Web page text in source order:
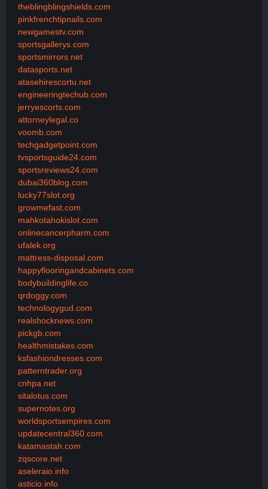
theblingblingshields.com
pinkfrenchtipnails.com
newgamestv.com
sportsgallerys.com
sportsmirrors.net
datasports.net
atasehirescortu.net
engineeringtechub.com
jerryescorts.com
attorneylegal.co
voomb.com
techgadgetpoint.com
tvsportsguide24.com
sportsreviews24.com
dubai360blog.com
lucky77slot.org
growmefast.com
mahkotahokislot.com
onlinecancerpharm.com
ufalek.org
mattress-disposal.com
happyflooringandcabinets.com
bodybuildinglife.co
qrdoggy.com
technologygud.com
realshocknews.com
pickgb.com
healthmistakes.com
ksfashiondresses.com
patterntrader.org
cnhpa.net
sitalotus.com
supernotes.org
worldsportsempires.com
updatecentral360.com
katamastah.com
zqscore.net
aseleraio.info
asticio.info